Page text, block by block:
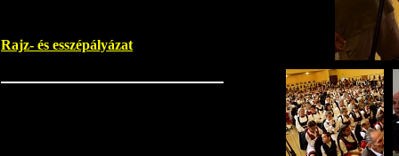
Rajz- és esszépályázat